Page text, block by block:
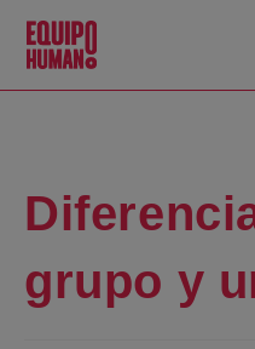
grupo y